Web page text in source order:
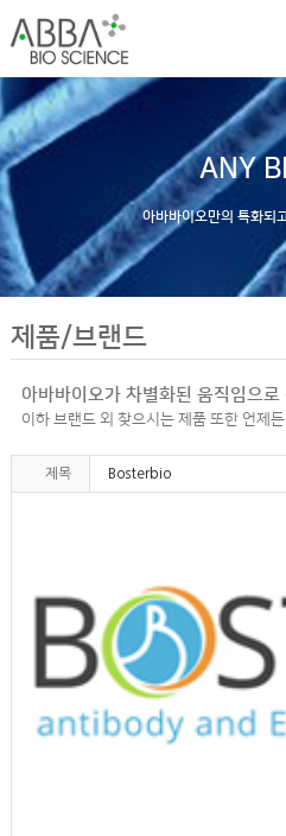
ANY
아바바이오만의 특화되
제품/브랜드
아바바이오가 차별화된 움직임으
이하 브랜드 외 찾으시는 제품 또한 언제
제목 Bosterbio